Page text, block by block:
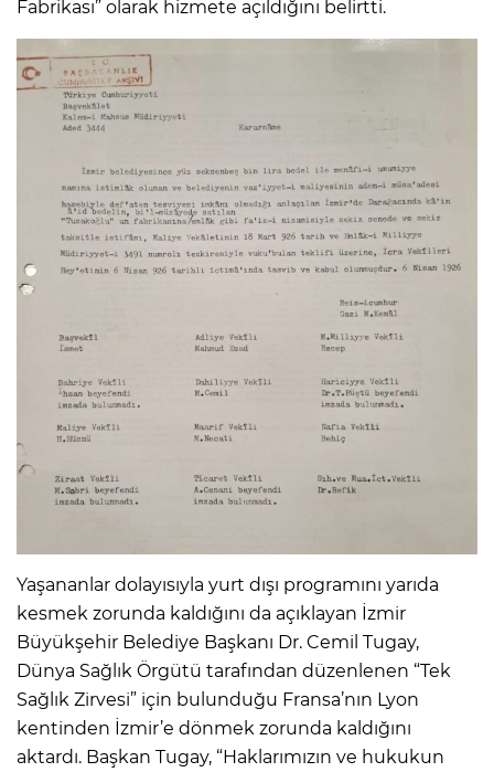
Fabrikası” olarak hizmete açıldığını belirtti.
Yaşananlar dolayısıyla yurt dışı programını yarıda
kesmek zorunda kaldığını da açıklayan İzmir
Büyükşehir Belediye Başkanı Dr. Cemil Tugay,
Dünya Sağlık Örgütü tarafından düzenlenen “Tek
Sağlık Zirvesi” için bulunduğu Fransa’nın Lyon
kentinden İzmir’e dönmek zorunda kaldığını
aktardı. Başkan Tugay, “Haklarımızın ve hukukun